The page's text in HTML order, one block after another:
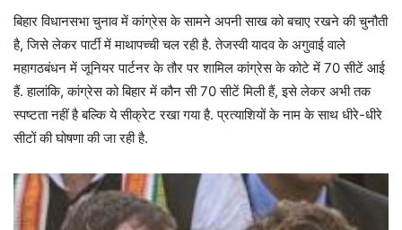
बिहार विधानसभा चुनाव में कांग्रेस के सामने अपनी साख को बचाए रखने की चुनौती
है, जिसे लेकर पार्टी में माथापच्ची चल रही है. तेजस्वी यादव के अगुवाई वाले
महागठबंधन में जूनियर पार्टनर के तौर पर शामिल कांग्रेस के कोटे में 70 सीटें आई
हैं. हालांकि, कांग्रेस को बिहार में कौन सी 70 सीटें मिली हैं, इसे लेकर अभी तक
स्पष्टता नहीं है बल्कि ये सीक्रेट रखा गया है. प्रत्याशियों के नाम के साथ धीरे-धीरे
सीटों की घोषणा की जा रही है.